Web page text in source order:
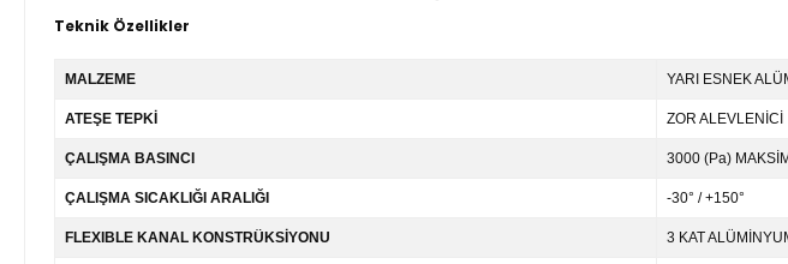
Teknik Özellikler
MALZEME YARI ESNEK
ATEŞE TEPKİ ZOR ALEVLENİCİ
ÇALIŞMA BASINCI 3000 (Pa)
ÇALIŞMA SICAKLIĞI ARALIĞI -30° / +150°
FLEXIBLE KANAL KONSTRÜKSİYONU 3 KAT